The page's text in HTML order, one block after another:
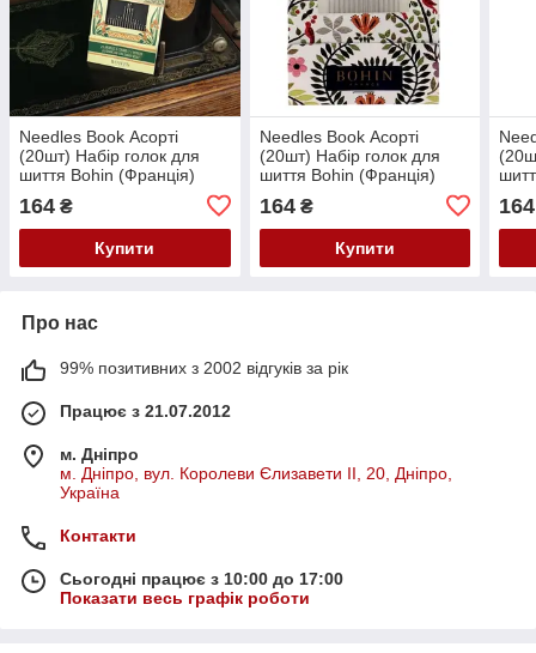
Needles Book Асорті
(20шт) Набір голок для
шиття Bohin (Франція)
164 ₴
Купити
Needles Book Асорті
(20шт) Набір голок для
шиття Bohin (Франція)
164₴
Купити
164
Про нас
99% позитивних з 2002 відгуків за рік
Працює з 21.07.2012
м. Дніпро
м. Дніпро, вул. Королеви Єлизавети ІІ, 20, Дніпро,
Україна
Контакти
Сьогодні працює з 10:00 до 17:00
Показати весь графік роботи